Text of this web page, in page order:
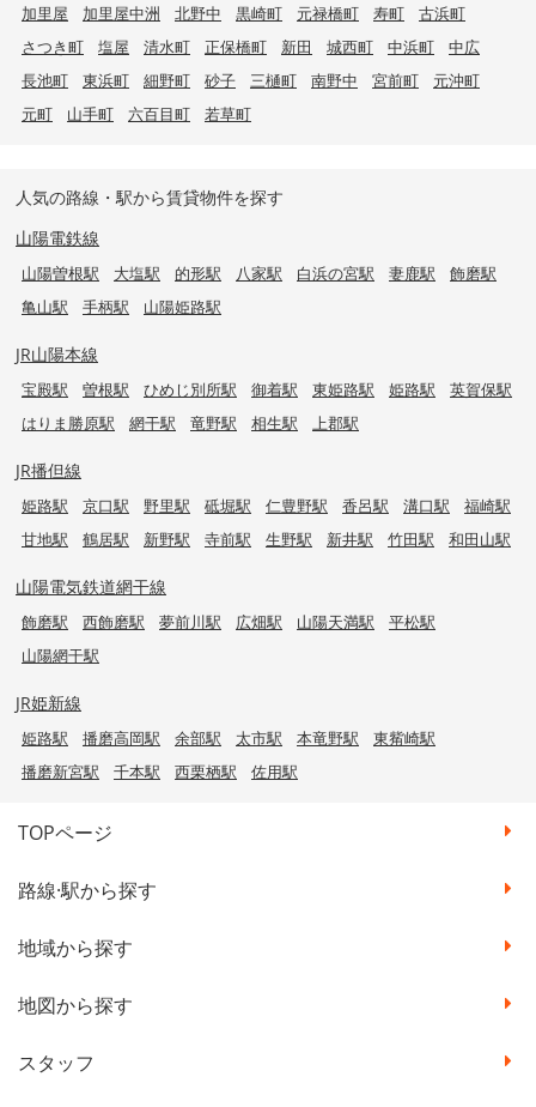
加里屋
加里屋中洲 北野中 黒崎町 元禄橋町 寿町
古浜町
さつき町
塩屋 清水町 正保橋町 新田 城西町 中浜町
中広
長池町
東浜町 細野町 砂子 三樋町 南野中 宮前町
元沖町
元町
山手町 六百目町 若草町
人気の路線・駅から賃貸物件を探す
山陽電鉄線
山陽曽根駅 大塩駅 的形駅 八家駅 白浜の宮駅 妻鹿駅
飾磨駅
亀山駅
手柄駅 山陽姫路駅
JR山陽本線
宝殿駅 曽根駅 ひめじ別所駅 御着駅 東姫路駅 姫路駅
英賀保駅
はりま勝原駅
網干駅 竜野駅 相生駅 上郡駅
JR播但線
姫路駅 京口駅 野里駅 砥堀駅 仁豊野駅 香呂駅 溝口駅
福崎駅
甘地駅
鶴居駅 新野駅 寺前駅 生野駅 新井駅 竹田駅 和田山駅
山陽電気鉄道網干線
飾磨駅 西飾磨駅 夢前川駅 広畑駅 山陽天満駅
平松駅
山陽網干駅
JR姫新線
姫路駅 播磨高岡駅 余部駅 太市駅 本竜野駅
東觜崎駅
播磨新宮駅
千本駅 西栗栖駅 佐用駅
TOPページ
路線·駅から探す
地域から探す
地図から探す
スタッフ